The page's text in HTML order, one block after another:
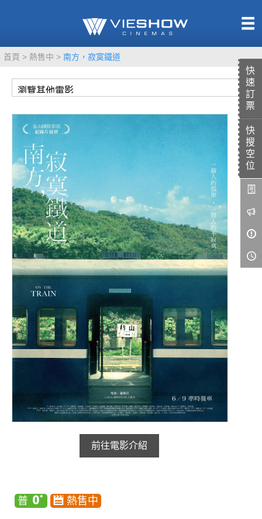
快
速
訂
票
快
搜
空
位
首頁 熱售中 南方，寂寞鐵道
前往電影介紹
TITAN SCREEN
MUCROWN
IMAX
4DX
VR 演唱會
GOLD CLASS
AD口述影像
LIVE演唱會
UNICORN
影城公告
影城活動
中獎名單
合作夥伴
商家介紹
加入iShow
會員Q&A